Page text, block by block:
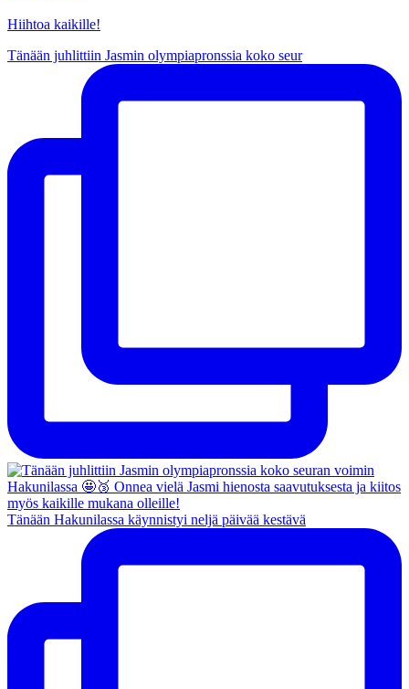
Hiihtoa kaikille!
Tänään juhlittiin Jasmin olympiapronssia koko seur
Tänään Hakunilassa käynnistyi neljä päivää kestävä